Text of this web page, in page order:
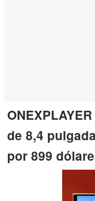
de 8,4
por 899